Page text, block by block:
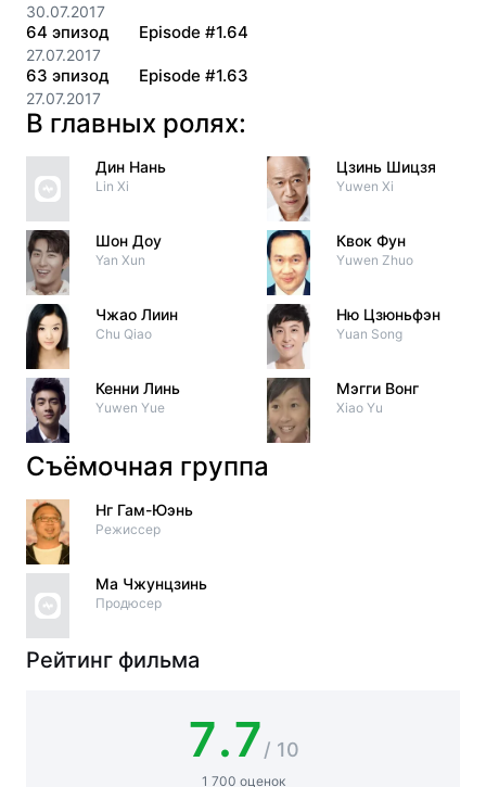
30.07.2017
64 эпизод
27.07.2017
Episode #1.64
63 эпизод
27.07.2017
Episode #1.63
В главных ролях:
Дин Нань
Lin Xi
Шон Доу
Yan Xun
Чжао Лиин
Chu Qiao
Кенни Линь
Yuwen Yue
Цзинь Шицзя
Yuwen Xi
Квок Фун
Yuwen Zhuo
Ню Цзюньфэн
Yuan Song
Мэгги Вонг
Xiao Yu
Съёмочная группа
Нг Гам-Юэнь
Режиссер
Ма Чжунцзинь
Продюсер
Рейтинг фильма
7.7/ 10
1 700 оценок